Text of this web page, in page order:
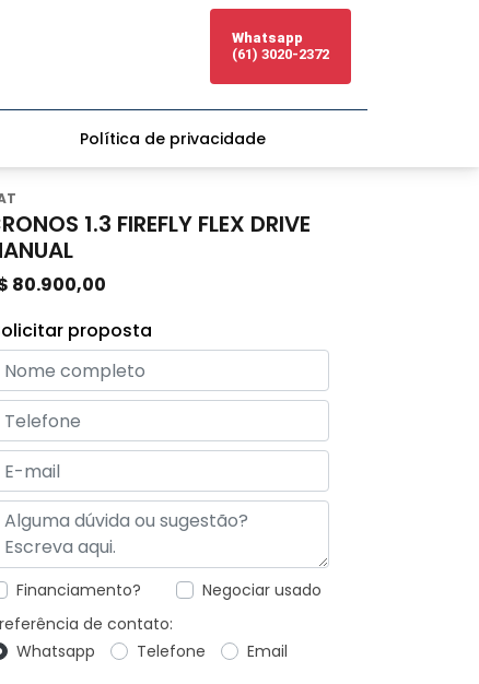
Whatsapp
(61) 3020-2372
Política de privacidade
1.3 FIREFLY FLEX DRIVE
80.900,00
proposta
Financiamento?
Negociar usado
de contato:
Whatsapp
Telefone Email